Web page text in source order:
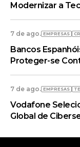
Modernizar a
7 de ago. EMPRESAS
Bancos
Proteger-se
7 de ago. EMPRESAS
Vodafone
Global de